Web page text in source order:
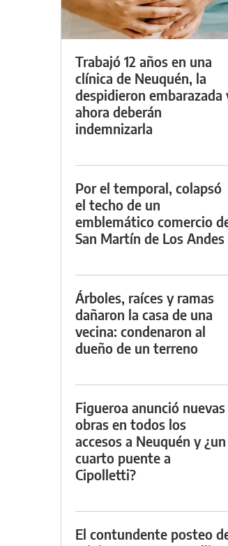
Trabajó 12 años en una
clínica de Neuquén, la
despidieron embarazada
ahora deberán
indemnizarla
Por el temporal, colapsó
el techo de un
emblemático comercio
San Martín de Los Andes
Árboles, raíces y ramas
dañaron la casa de una
vecina: condenaron al
dueño de un terreno
Figueroa anunció nuevas
obras en todos los
accesos a Neuquén y ¿un
cuarto puente a
Cipolletti?
El contundente posteo